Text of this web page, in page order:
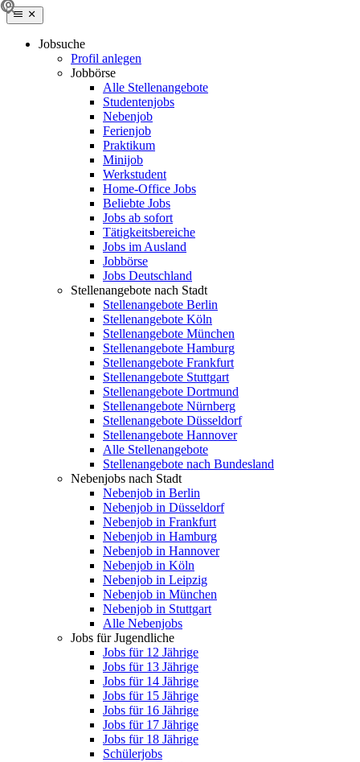
Jobsuche
Profil anlegen
Jobbörse
Alle Stellenangebote
Studentenjobs
Nebenjob
Ferienjob
Praktikum
Minijob
Werkstudent
Home-Office Jobs
Beliebte Jobs
Jobs ab sofort
Tätigkeitsbereiche
Jobs im Ausland
Jobbörse
Jobs Deutschland
Stellenangebote nach Stadt
Stellenangebote Berlin
Stellenangebote Köln
Stellenangebote München
Stellenangebote Hamburg
Stellenangebote Frankfurt
Stellenangebote Stuttgart
Stellenangebote Dortmund
Stellenangebote Nürnberg
Stellenangebote Düsseldorf
Stellenangebote Hannover
Alle Stellenangebote
Stellenangebote nach Bundesland
Nebenjobs nach Stadt
Nebenjob in Berlin
Nebenjob in Düsseldorf
Nebenjob in Frankfurt
Nebenjob in Hamburg
Nebenjob in Hannover
Nebenjob in Köln
Nebenjob in Leipzig
Nebenjob in München
Nebenjob in Stuttgart
Alle Nebenjobs
Jobs für Jugendliche
Jobs für 12 Jährige
Jobs für 13 Jährige
Jobs für 14 Jährige
Jobs für 15 Jährige
Jobs für 16 Jährige
Jobs für 17 Jährige
Jobs für 18 Jährige
Schülerjobs